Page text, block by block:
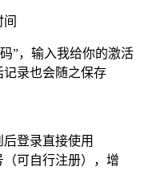
”，输入我给你的激活
录也会随之保存
登录直接使用
可自行注册），增